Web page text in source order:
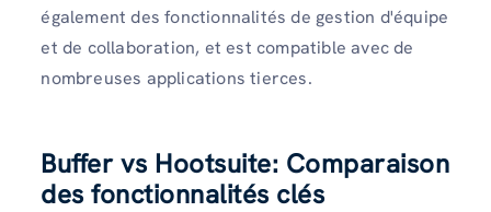
également des fonctionnalités de gestion d'équipe
et de collaboration, et est compatible avec de
nombreuses applications tierces.
Buffer vs Hootsuite: Comparaison
des fonctionnalités clés